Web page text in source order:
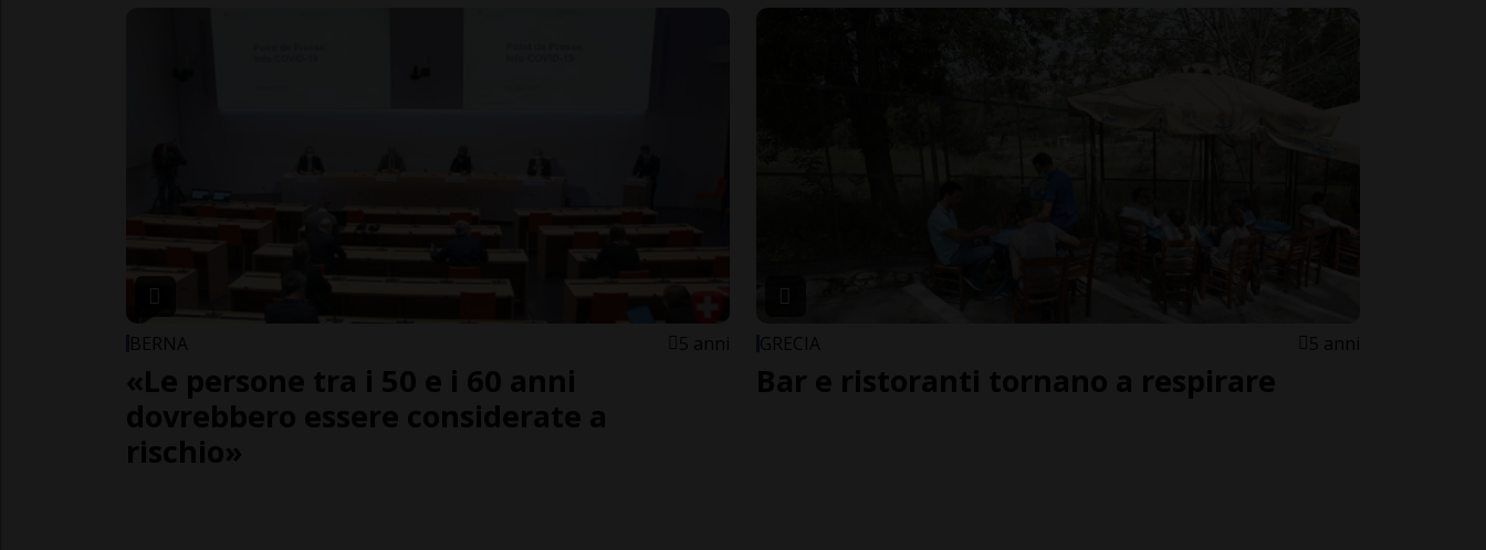
BERNA 5 anni
«Le persone tra i 50 e i 60 anni
dovrebbero essere considerate a
rischio»
GRECIA 5 anni
Bar e ristoranti tornano a respirare